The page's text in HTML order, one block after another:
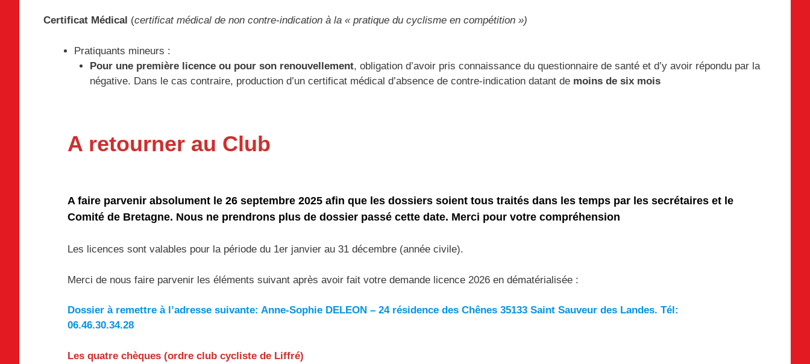
Certificat Médical (certificat médical de non contre-indication à la « pratique du cyclisme en compétition »)
Pratiquants mineurs :
Pour une première licence ou pour son renouvellement, obligation d’avoir pris connaissance du questionnaire de santé et d’y avoir répondu par la
négative. Dans le cas contraire, production d’un certificat médical d’absence de contre-indication datant de moins de six mois
A retourner au Club
A faire parvenir absolument le 26 septembre 2025 afin que les dossiers soient tous traités dans les temps par les secrétaires et le
Comité de Bretagne. Nous ne prendrons plus de dossier passé cette date. Merci pour votre compréhension
Les licences sont valables pour la période du 1er janvier au 31 décembre (année civile).
Merci de nous faire parvenir les éléments suivant après avoir fait votre demande licence 2026 en dématérialisée :
Dossier à remettre à l’adresse suivante: Anne-Sophie DELEON – 24 résidence des Chênes 35133 Saint Sauveur des Landes. Tél:
06.46.30.34.28
Les quatre chèques (ordre club cycliste de Liffré)